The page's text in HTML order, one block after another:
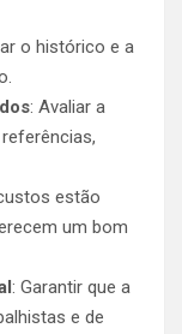
o histórico e a
: Avaliar a
estão
um bom
: Garantir que a
e de